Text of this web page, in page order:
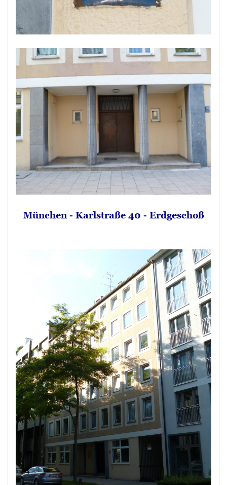
München - Karlstraße 40 - Erdgeschoß